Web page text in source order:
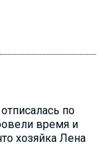
по
время и
хозяйка Лена